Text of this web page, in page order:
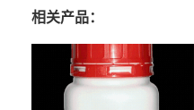
相关产品：